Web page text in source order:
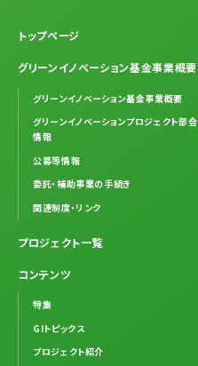
トップページ
グリーンイノベーション基金事業概要
グリーンイノベーション基金事業概要
グリーンイノベーションプロジェクト部会
情報
公募等情報
委託・補助事業の手続き
関連制度・リンク
プロジェクト一覧
コンテンツ
特集
GIトピックス
プロジェクト紹介